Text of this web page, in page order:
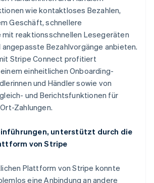
wie kontaktloses Bezahlen,
Geschäft, schnellere
mit reaktionsschnellen Lesegeräten
Bezahlvorgänge anbieten.
Stripe Connect profitiert
einheitlichen Onboarding-
und Händler sowie von
und Berichtsfunktionen für
Zahlungen.
unterstützt durch die
von Stripe
Plattform von Stripe konnte
eine Anbindung an andere